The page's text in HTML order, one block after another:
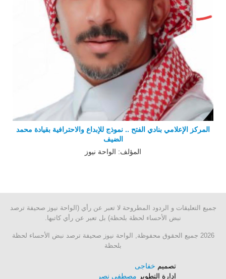
المركز الإعلامي بنادي الفتح .. نموذج للإبداع والاحترافية بقيادة محمد
الضيف
المؤلف: الواحة نيوز
جميع التعليقات و الردود المطروحة لا تعبر عن رأي (الواحة نيوز صحيفة ترصد
نبض الأحساء لحظة بلحظة) بل تعبر عن رأي كاتبها.
2026 جميع الحقوق محفوظة, الواحة نيوز صحيفة ترصد نبض الأحساء لحظة
بلحظة
تصميم خفاجى
إدارة التطوير مصطفى نصر